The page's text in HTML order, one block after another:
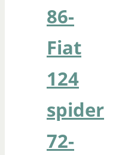
86-
Fiat
124
spider
72-